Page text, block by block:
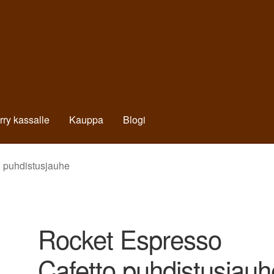
kassalle Kauppa Blogi
puhdistusjauhe
Rocket Espresso